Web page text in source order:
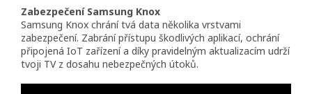
Zabezpečení Samsung Knox
Samsung Knox chrání tvá data několika vrstvami
zabezpečení. Zabrání přístupu škodlivých aplikací, ochrání
připojená IoT zařízení a díky pravidelným aktualizacím udrží
tvoji TV z dosahu nebezpečných útoků.